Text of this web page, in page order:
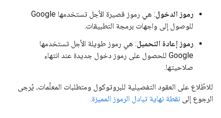
رموز الدخول
: هي رموز قصيرة الأجل تستخدمها Google
للوصول إلى واجهات برمجة التطبيقات.
رموز إعادة التحميل: هي رموز طويلة الأجل تستخدمها
Google للحصول على رموز دخول جديدة عند انتهاء
صلاحيتها.
للاطّلاع على العقود التفصيلية للبروتوكول ومتطلبات المعلّمات، يُرجى
الرجوع إلى نقطة نهاية تبادل الرموز المميزة.